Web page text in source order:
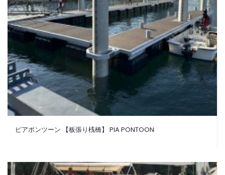
ピアポンツーン 【板張り桟橋】 PIA PONTOON